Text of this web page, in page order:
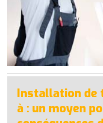
Installation de
à : un moyen